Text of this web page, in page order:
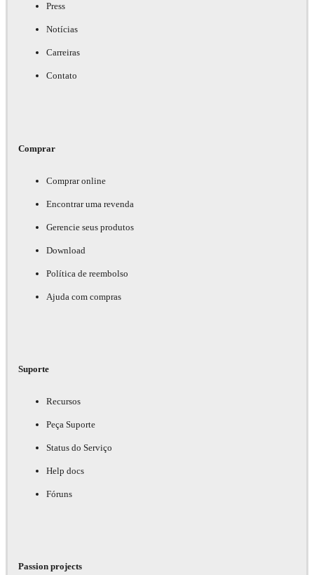
Press
Notícias
Carreiras
Contato
Comprar
Comprar online
Encontrar uma revenda
Gerencie seus produtos
Download
Política de reembolso
Ajuda com compras
Suporte
Recursos
Peça Suporte
Status do Serviço
Help docs
Fóruns
Passion projects